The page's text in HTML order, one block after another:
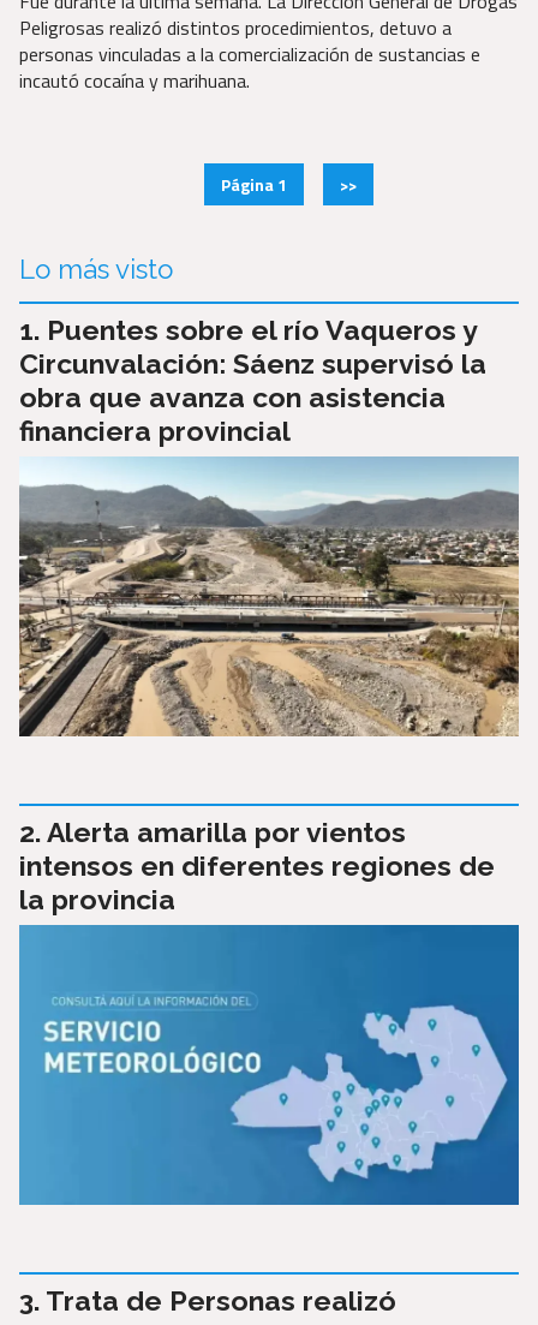
Peligrosas realizó distintos procedimientos, detuvo a
personas vinculadas a la comercialización de sustancias e
incautó cocaína y marihuana.
Página 1 >>
Lo más visto
Puentes sobre el río Vaqueros y
Circunvalación: Sáenz supervisó la
obra que avanza con asistencia
financiera provincial
Alerta amarilla por vientos
intensos en diferentes regiones de
la provincia
Trata de Personas realizó